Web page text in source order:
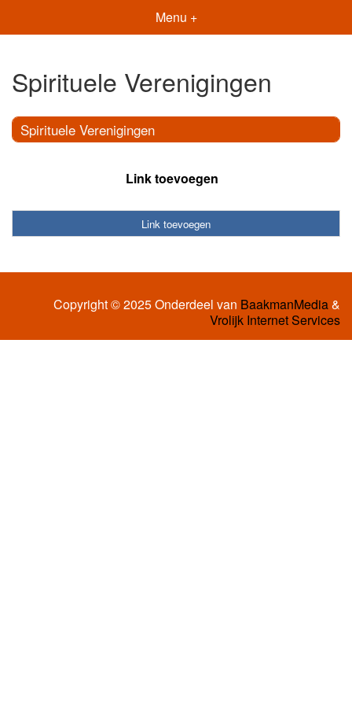
Menu +
Spirituele Verenigingen
Spirituele Verenigingen
Link toevoegen
Link toevoegen
Copyright © 2025 Onderdeel van BaakmanMedia&
Vrolijk Internet Services